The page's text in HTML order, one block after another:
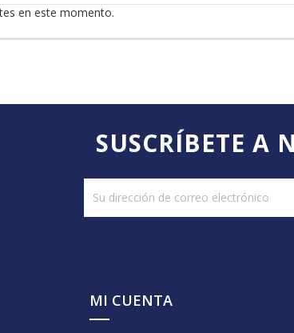
en este momento.
SUSCRÍBETE A
MI CUENTA